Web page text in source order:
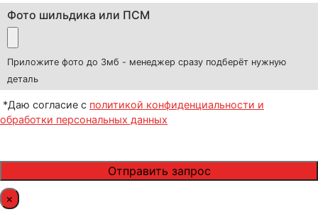
Фото шильдика или ПСМ
Приложите фото до 3мб - менеджер сразу подберёт нужную
деталь
*Даю согласие с политикой конфиденциальности и
обработки персональных данных
×